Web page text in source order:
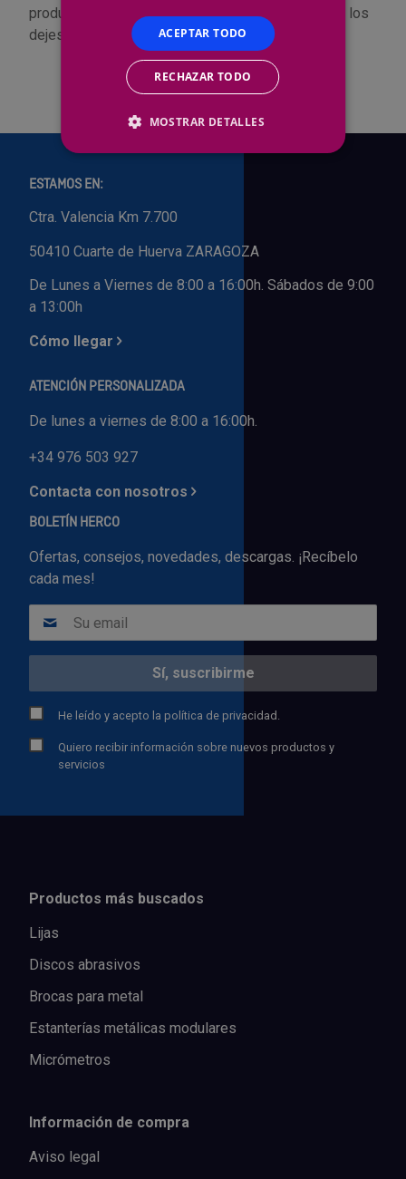
productos están en oferta por tiempo limitado, ¡no los
dejes escapar!
ESTAMOS EN:
Ctra. Valencia Km 7.700
50410 Cuarte de Huerva ZARAGOZA
De Lunes a Viernes de 8:00 a 16:00h. Sábados de 9:00
a 13:00h
Cómo llegar
ATENCIÓN PERSONALIZADA
De lunes a viernes de 8:00 a 16:00h.
+34 976 503 927
Contacta con nosotros
BOLETÍN HERCO
Ofertas, consejos, novedades, descargas. ¡Recíbelo
cada mes!
He leído y acepto la política de privacidad.
Quiero recibir información sobre nuevos productos y
servicios
Productos más buscados
Lijas
Discos abrasivos
Brocas para metal
Estanterías metálicas modulares
Micrómetros
Información de compra
Aviso legal
Outlet Sierras
Outlet Técnica de fluidos
Outlet Tornilleria
Outlet Transmisiones
Outlet Utillajes y accesorios para maquinaria
Outlet Ventilación y calefacción
Outlet Vestuario Laboral y Seguridad
ACEPTAR TODO
RECHAZAR TODO
MOSTRAR DETALLES